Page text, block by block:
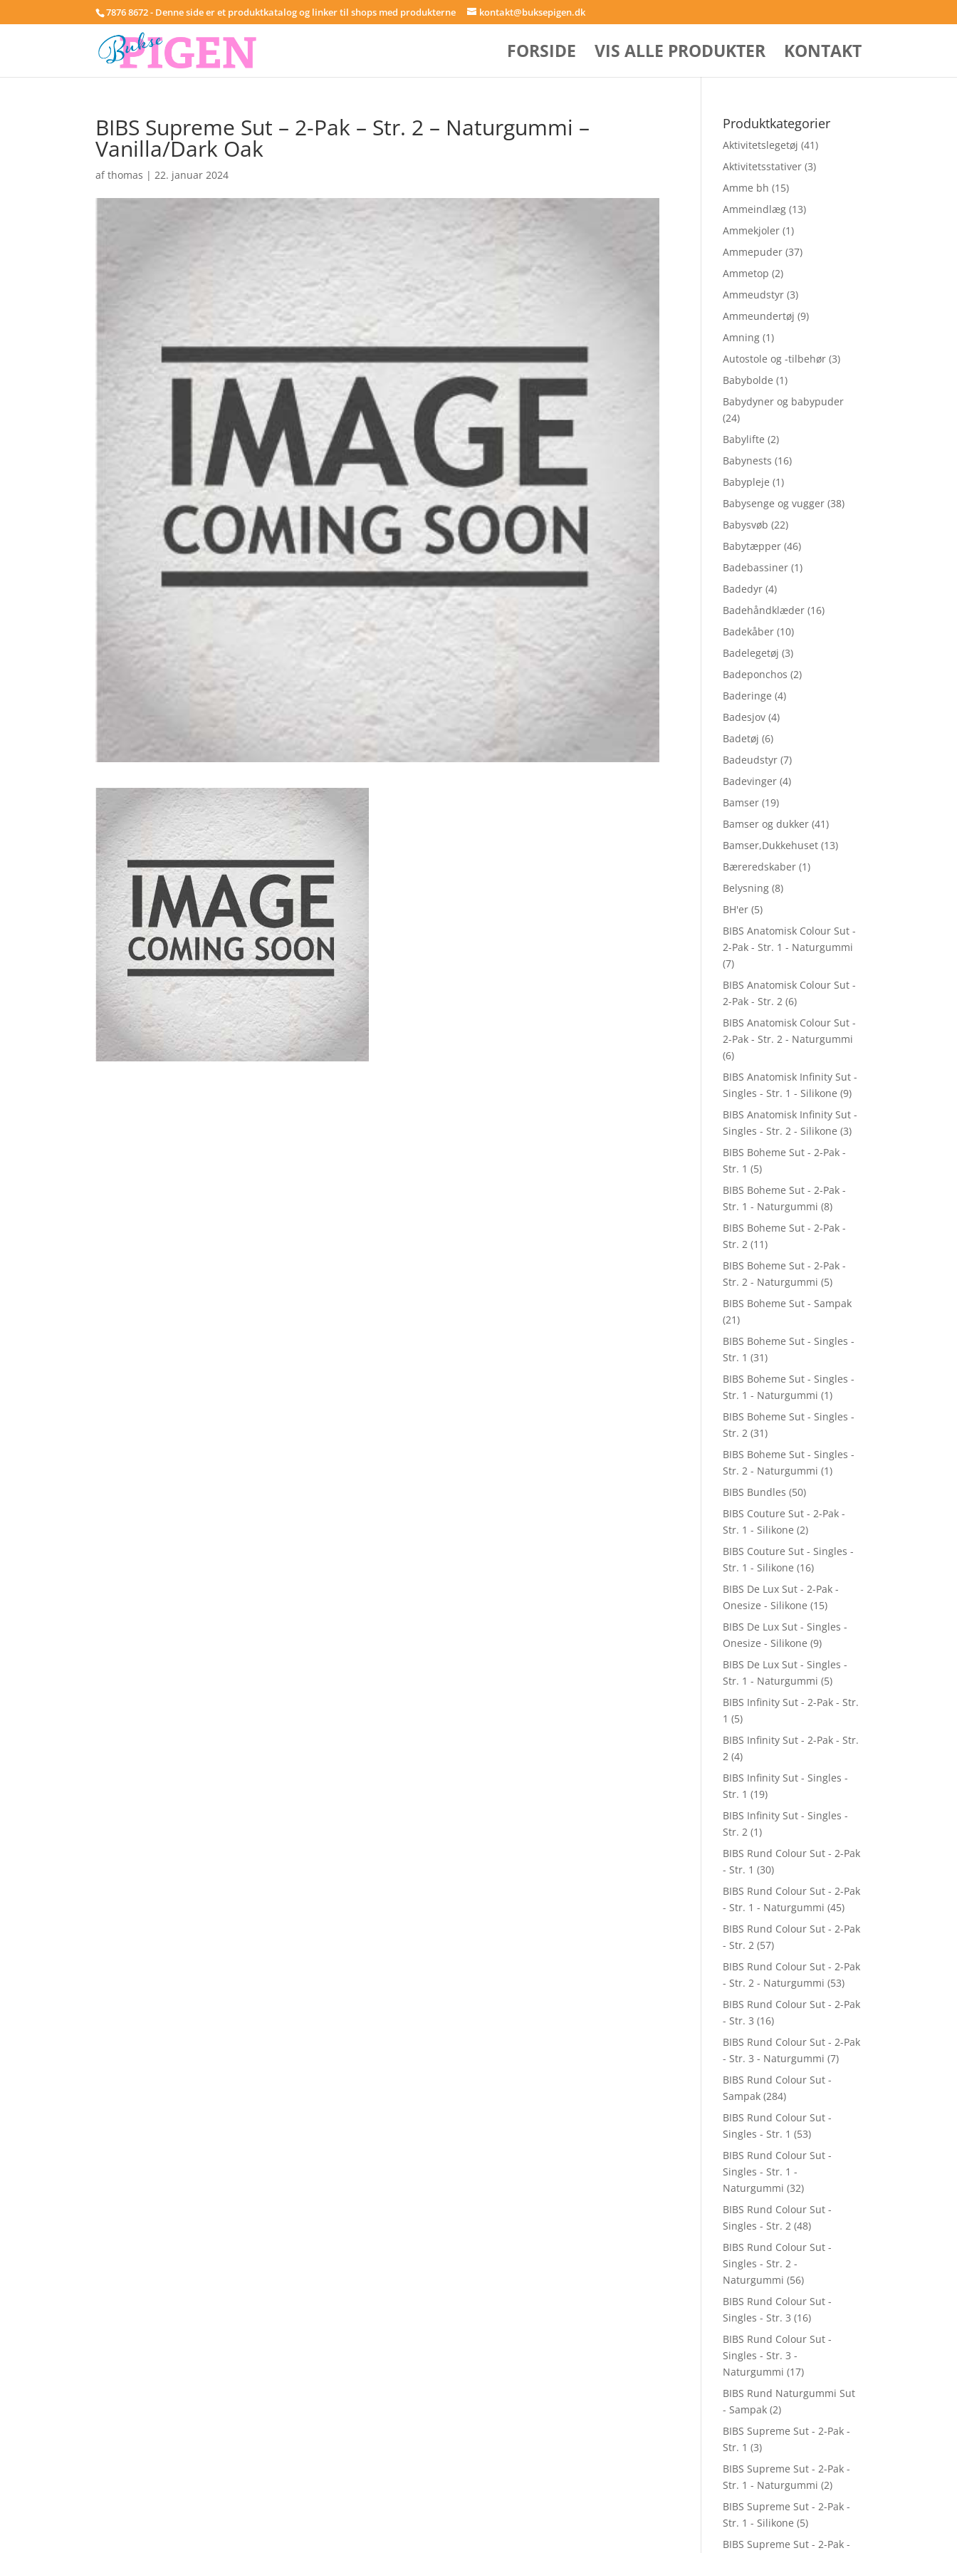
7876 8672 - Denne side er et produktkatalog og linker til shops med produkterne kontakt@buksepigen.dk
FORSIDE VIS ALLE PRODUKTER KONTAKT
BIBS Supreme Sut – 2-Pak – Str. 2 – Naturgummi –
Vanilla/Dark Oak
afthomas |22. januar 2024
Produktkategorier
Aktivitetslegetøj (41)
Aktivitetsstativer (3)
Amme bh (15)
Ammeindlæg (13)
Ammekjoler (1)
Ammepuder (37)
Ammetop (2)
Ammeudstyr (3)
Ammeundertøj (9)
Amning (1)
Autostole og -tilbehør (3)
Babybolde (1)
Babydyner og babypuder
(24)
Babylifte (2)
Babynests (16)
Babypleje (1)
Babysenge og vugger (38)
Babysvøb (22)
Babytæpper (46)
Badebassiner (1)
Badedyr (4)
Badehåndklæder (16)
Badekåber (10)
Badelegetøj (3)
Badeponchos (2)
Baderinge (4)
Badesjov (4)
Badetøj (6)
Badeudstyr (7)
Badevinger (4)
Bamser (19)
Bamser og dukker (41)
Bamser,Dukkehuset (13)
Bæreredskaber (1)
Belysning (8)
BH'er (5)
BIBS Anatomisk Colour Sut -
2-Pak - Str. 1 - Naturgummi
(7)
BIBS Anatomisk Colour Sut -
2-Pak - Str. 2 (6)
BIBS Anatomisk Colour Sut -
2-Pak - Str. 2 - Naturgummi
(6)
BIBS Anatomisk Infinity Sut -
Singles - Str. 1 - Silikone (9)
BIBS Anatomisk Infinity Sut -
Singles - Str. 2 - Silikone (3)
BIBS Boheme Sut - 2-Pak -
Str. 1 (5)
BIBS Boheme Sut - 2-Pak -
Str. 1 - Naturgummi (8)
BIBS Boheme Sut - 2-Pak -
Str. 2 (11)
BIBS Boheme Sut - 2-Pak -
Str. 2 - Naturgummi (5)
BIBS Boheme Sut - Sampak
(21)
BIBS Boheme Sut - Singles -
Str. 1 (31)
BIBS Boheme Sut - Singles -
Str. 1 - Naturgummi (1)
BIBS Boheme Sut - Singles -
Str. 2 (31)
BIBS Boheme Sut - Singles -
Str. 2 - Naturgummi (1)
BIBS Bundles (50)
BIBS Couture Sut - 2-Pak -
Str. 1 - Silikone (2)
BIBS Couture Sut - Singles -
Str. 1 - Silikone (16)
BIBS De Lux Sut - 2-Pak -
Onesize - Silikone (15)
BIBS De Lux Sut - Singles -
Onesize - Silikone (9)
BIBS De Lux Sut - Singles -
Str. 1 - Naturgummi (5)
BIBS Infinity Sut - 2-Pak - Str.
1 (5)
BIBS Infinity Sut - 2-Pak - Str.
2 (4)
BIBS Infinity Sut - Singles -
Str. 1 (19)
BIBS Infinity Sut - Singles -
Str. 2 (1)
BIBS Rund Colour Sut - 2-Pak
- Str. 1 (30)
BIBS Rund Colour Sut - 2-Pak
- Str. 1 - Naturgummi (45)
BIBS Rund Colour Sut - 2-Pak
- Str. 2 (57)
BIBS Rund Colour Sut - 2-Pak
- Str. 2 - Naturgummi (53)
BIBS Rund Colour Sut - 2-Pak
- Str. 3 (16)
BIBS Rund Colour Sut - 2-Pak
- Str. 3 - Naturgummi (7)
BIBS Rund Colour Sut -
Sampak (284)
BIBS Rund Colour Sut -
Singles - Str. 1 (53)
BIBS Rund Colour Sut -
Singles - Str. 1 -
Naturgummi (32)
BIBS Rund Colour Sut -
Singles - Str. 2 (48)
BIBS Rund Colour Sut -
Singles - Str. 2 -
Naturgummi (56)
BIBS Rund Colour Sut -
Singles - Str. 3 (16)
BIBS Rund Colour Sut -
Singles - Str. 3 -
Naturgummi (17)
BIBS Rund Naturgummi Sut
- Sampak (2)
BIBS Supreme Sut - 2-Pak -
Str. 1 (3)
BIBS Supreme Sut - 2-Pak -
Str. 1 - Naturgummi (2)
BIBS Supreme Sut - 2-Pak -
Str. 1 - Silikone (5)
BIBS Supreme Sut - 2-Pak -